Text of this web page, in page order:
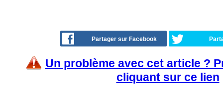
Partager sur Facebook
Un problème avec cet article ?
cliquant sur ce lien